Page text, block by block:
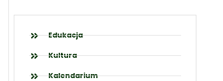
Edukacja
Kultura
Kalendarium